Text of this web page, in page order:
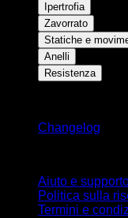
Ipertrofia
Zavorrato
Statiche e
Anelli
Resistenza
Changelog
Aiuto e
Politica sulla
Termini e